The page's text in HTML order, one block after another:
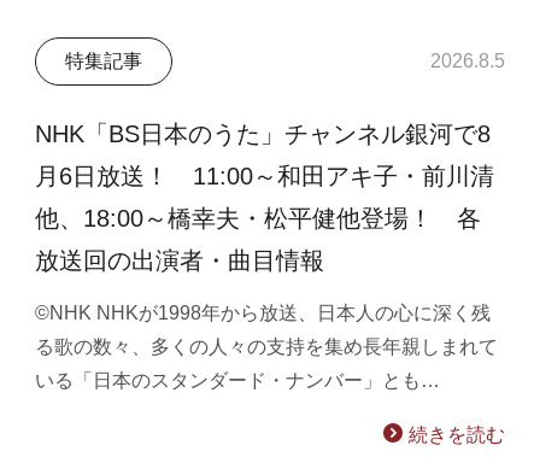
特集記事 2026.8.5
NHK「BS日本のうた」チャンネル銀河で8
月6日放送！ 11:00～和田アキ子・前川清
他、18:00～橋幸夫・松平健他登場！ 各
放送回の出演者・曲目情報
©NHK NHKが1998年から放送、日本人の心に深く残
る歌の数々、多くの人々の支持を集め長年親しまれて
いる「日本のスタンダード・ナンバー」とも…
続きを読む